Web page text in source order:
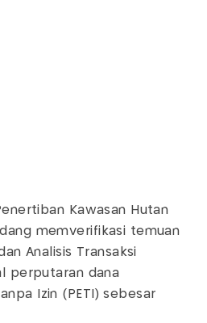
Kawasan Hutan
memverifikasi temuan
Analisis Transaksi
perputaran dana
Izin (PETI) sebesar